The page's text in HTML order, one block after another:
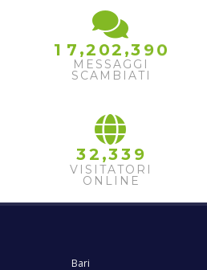
1 7 ,2 02 ,3 9 0
MESSAGGI
SCAMBIATI
32 ,33 9
VISITATORI
ONLINE
Bari